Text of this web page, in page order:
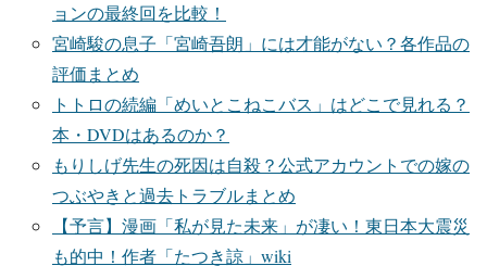
ョンの最終回を比較！
宮崎駿の息子「宮崎吾朗」には才能がない？各作品の
評価まとめ
トトロの続編「めいとこねこバス」はどこで見れる？
本・DVDはあるのか？
もりしげ先生の死因は自殺？公式アカウントでの嫁の
つぶやきと過去トラブルまとめ
【予言】漫画「私が見た未来」が凄い！東日本大震災
も的中！作者「たつき諒」wiki